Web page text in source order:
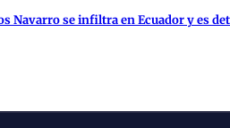
Navarro se infiltra en Ecuador y es